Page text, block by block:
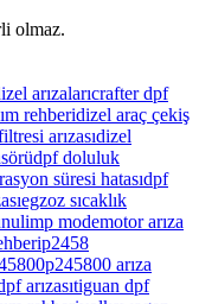
olmaz.
arızalarıcrafter dpf
rehberidizel araç çekiş
arızasıdizel
dpf doluluk
süresi hatasıdpf
egzoz sıcaklık
limp modemotor arıza
p2458
p245800 arıza
arızasıtiguan dpf